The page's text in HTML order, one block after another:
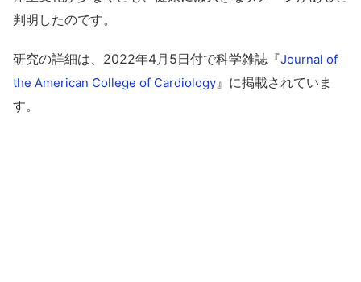
判明したのです。
研究の詳細は、2022年4月5日付で科学雑誌『Journal of
the American College of Cardiology』に掲載されていま
す。